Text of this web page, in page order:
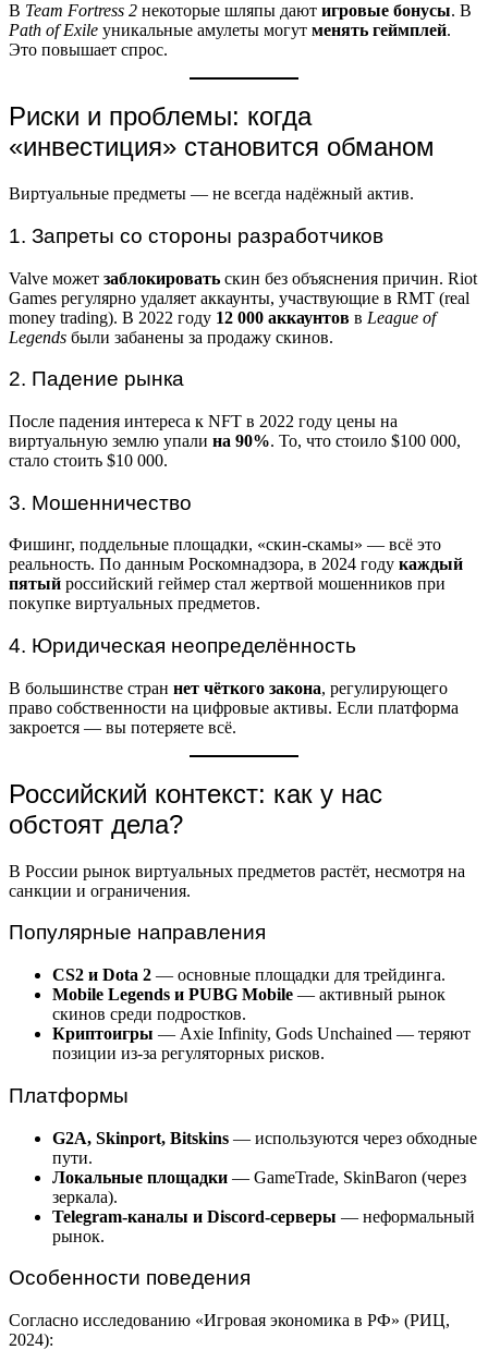
В Team Fortress 2 некоторые шляпы дают игровые бонусы. В
Path of Exile уникальные амулеты могут менять геймплей.
Это повышает спрос.
Риски и проблемы: когда
«инвестиция» становится обманом
Виртуальные предметы — не всегда надёжный актив.
1. Запреты со стороны разработчиков
Valve может заблокировать скин без объяснения причин. Riot
Games регулярно удаляет аккаунты, участвующие в RMT (real
money trading). В 2022 году 12 000 аккаунтов в League of
Legends были забанены за продажу скинов.
2. Падение рынка
После падения интереса к NFT в 2022 году цены на
виртуальную землю упали на 90%. То, что стоило $100 000,
стало стоить $10 000.
3. Мошенничество
Фишинг, поддельные площадки, «скин-скамы» — всё это
реальность. По данным Роскомнадзора, в 2024 году каждый
пятый российский геймер стал жертвой мошенников при
покупке виртуальных предметов.
4. Юридическая неопределённость
В большинстве стран нет чёткого закона, регулирующего
право собственности на цифровые активы. Если платформа
закроется — вы потеряете всё.
Российский контекст: как у нас
обстоят дела?
В России рынок виртуальных предметов растёт, несмотря на
санкции и ограничения.
Популярные направления
CS2 и Dota 2 — основные площадки для трейдинга.
Mobile Legends и PUBG Mobile — активный рынок
скинов среди подростков.
Криптоигры — Axie Infinity, Gods Unchained — теряют
позиции из-за регуляторных рисков.
Платформы
G2A, Skinport, Bitskins — используются через обходные
пути.
Локальные площадки — GameTrade, SkinBaron (через
зеркала).
Telegram-каналы и Discord-серверы — неформальный
рынок.
Особенности поведения
Согласно исследованию «Игровая экономика в РФ» (РИЦ,
2024):